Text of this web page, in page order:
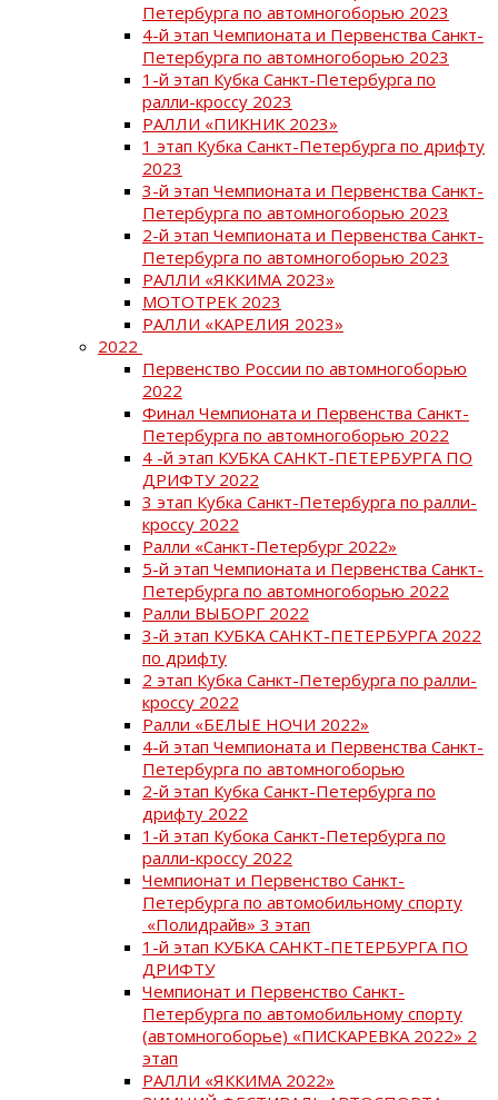
Петербурга по автомногоборью 2023
4-й этап Чемпионата и Первенства Санкт-
Петербурга по автомногоборью 2023
1-й этап Кубка Санкт-Петербурга по
ралли-кроссу 2023
РАЛЛИ «ПИКНИК 2023»
1 этап Кубка Санкт-Петербурга по дрифту
2023
3-й этап Чемпионата и Первенства Санкт-
Петербурга по автомногоборью 2023
2-й этап Чемпионата и Первенства Санкт-
Петербурга по автомногоборью 2023
РАЛЛИ «ЯККИМА 2023»
МОТОТРЕК 2023
РАЛЛИ «КАРЕЛИЯ 2023»
2022
Первенство России по автомногоборью
2022
Финал Чемпионата и Первенства Санкт-
Петербурга по автомногоборью 2022
4 -й этап КУБКА САНКТ-ПЕТЕРБУРГА ПО
ДРИФТУ 2022
3 этап Кубка Санкт-Петербурга по ралли-
кроссу 2022
Ралли «Санкт-Петербург 2022»
5-й этап Чемпионата и Первенства Санкт-
Петербурга по автомногоборью 2022
Ралли ВЫБОРГ 2022
3-й этап КУБКА САНКТ-ПЕТЕРБУРГА 2022
по дрифту
2 этап Кубка Санкт-Петербурга по ралли-
кроссу 2022
Ралли «БЕЛЫЕ НОЧИ 2022»
4-й этап Чемпионата и Первенства Санкт-
Петербурга по автомногоборью
2-й этап Кубка Санкт-Петербурга по
дрифту 2022
1-й этап Кубока Санкт-Петербурга по
ралли-кроссу 2022
Чемпионат и Первенство Санкт-
Петербурга по автомобильному спорту
«Полидрайв» 3 этап
1-й этап КУБКА САНКТ-ПЕТЕРБУРГА ПО
ДРИФТУ
Чемпионат и Первенство Санкт-
Петербурга по автомобильному спорту
(автомногоборье) «ПИСКАРЕВКА 2022» 2
этап
РАЛЛИ «ЯККИМА 2022»